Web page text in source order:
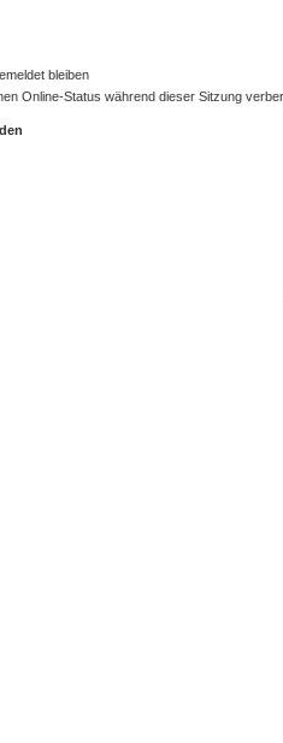
bleiben
Online-Status während dieser Sitzung